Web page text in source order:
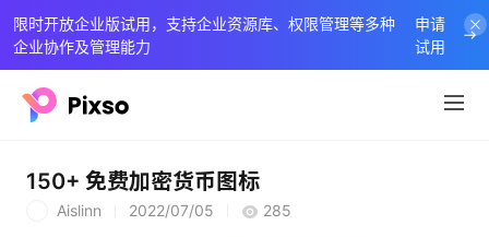
限时开放企业版试用，支持企业资源库、权限管理等多种
企业协作及管理能力
申请
试用
150+ 免费加密货币图标
Aislinn 2022/07/05 285